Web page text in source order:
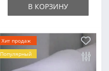
В КОРЗИНУ
Хит продаж
Популярный